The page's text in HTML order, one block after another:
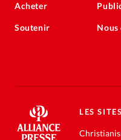
Acheter
Soutenir
LES